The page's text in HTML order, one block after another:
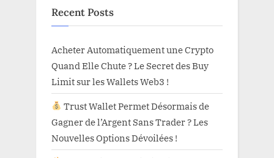
Recent Posts
Acheter Automatiquement une Crypto
Quand Elle Chute ? Le Secret des Buy
Limit sur les Wallets Web3 !
Trust Wallet Permet Désormais de
Gagner de l’Argent Sans Trader ? Les
Nouvelles Options Dévoilées !